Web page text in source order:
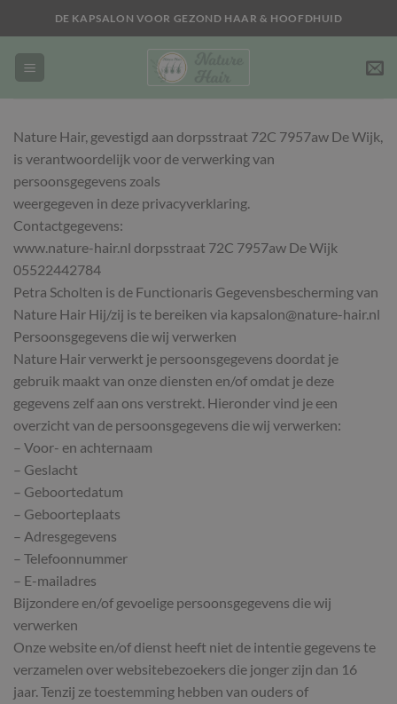
naar
inhoud
DE KAPSALON VOOR GEZOND HAAR & HOOFDHUID
Nature Hair, gevestigd aan dorpsstraat 72C 7957aw De Wijk,
is verantwoordelijk voor de verwerking van
persoonsgegevens zoals
weergegeven in deze privacyverklaring.
Contactgegevens:
www.nature-hair.nl dorpsstraat 72C 7957aw De Wijk
05522442784
Petra Scholten is de Functionaris Gegevensbescherming van
Nature Hair Hij/zij is te bereiken via kapsalon@nature-hair.nl
Persoonsgegevens die wij verwerken
Nature Hair verwerkt je persoonsgegevens doordat je
gebruik maakt van onze diensten en/of omdat je deze
gegevens zelf aan ons verstrekt. Hieronder vind je een
overzicht van de persoonsgegevens die wij verwerken:
– Voor- en achternaam
– Geslacht
– Geboortedatum
– Geboorteplaats
– Adresgegevens
– Telefoonnummer
– E-mailadres
Bijzondere en/of gevoelige persoonsgegevens die wij
verwerken
Onze website en/of dienst heeft niet de intentie gegevens te
verzamelen over websitebezoekers die jonger zijn dan 16
jaar. Tenzij ze toestemming hebben van ouders of